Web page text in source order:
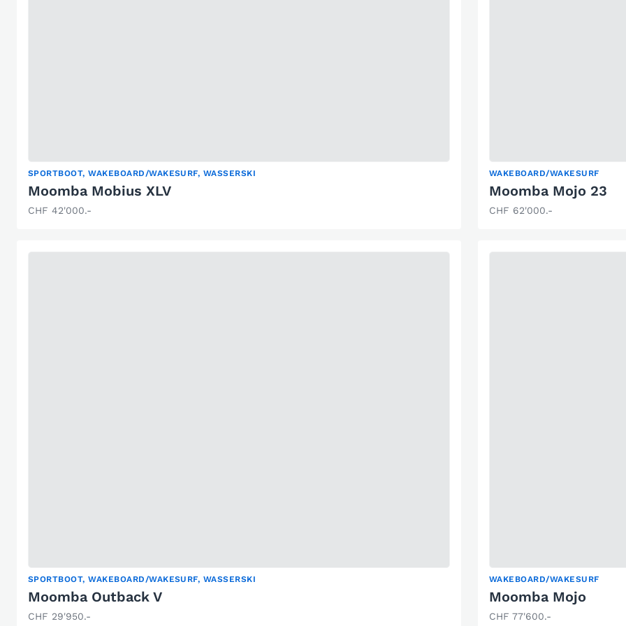
SPORTBOOT, WAKEBOARD/WAKESURF, WASSERSKI
Moomba Mobius XLV
CHF 42'000.-
WAKEBOARD/WAKESURF
Moomba Mojo 23
CHF 62'000.-
SPORTBOOT, WAKEBOARD/WAKESURF, WASSERSKI
Moomba Outback V
CHF 29'950.-
WAKEBOARD/WAKESURF
Moomba Mojo
CHF 77'600.-